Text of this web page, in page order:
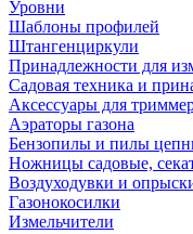
Уровни
Шаблоны профилей
Штангенциркули
Принадлежности для
Садовая техника и
Аксессуары для
Аэраторы газона
Бензопилы и пилы
Ножницы садовые,
Воздуходувки и
Газонокосилки
Измельчители